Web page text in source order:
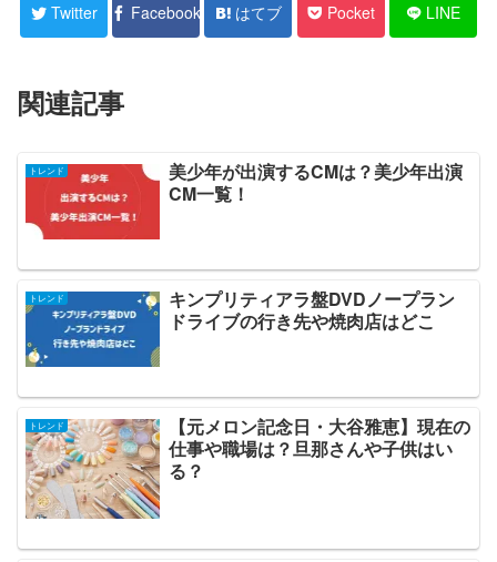
Twitter Facebook はてブ Pocket LINE
関連記事
トレンド
美少年が出演するCMは？美少年出演
CM一覧！
トレンド
キンプリティアラ盤DVDノープラン
ドライブの行き先や焼肉店はどこ
トレンド
【元メロン記念日・大谷雅恵】現在の
仕事や職場は？旦那さんや子供はい
る？